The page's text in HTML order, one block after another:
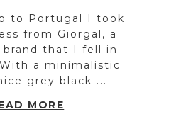
to Portugal I took
from Giorgal, a
brand that I fell in
a minimalistic
grey black ...
MORE